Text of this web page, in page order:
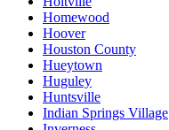
Homewood
Hoover
Houston County
Hueytown
Huguley
Huntsville
Indian Springs Village